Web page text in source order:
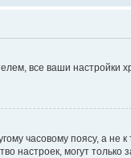
все ваши
часовому поясу, а не
настроек, могут